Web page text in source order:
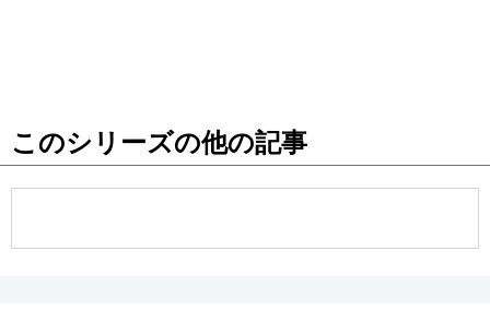
公式SNS
このシリーズの他の記事